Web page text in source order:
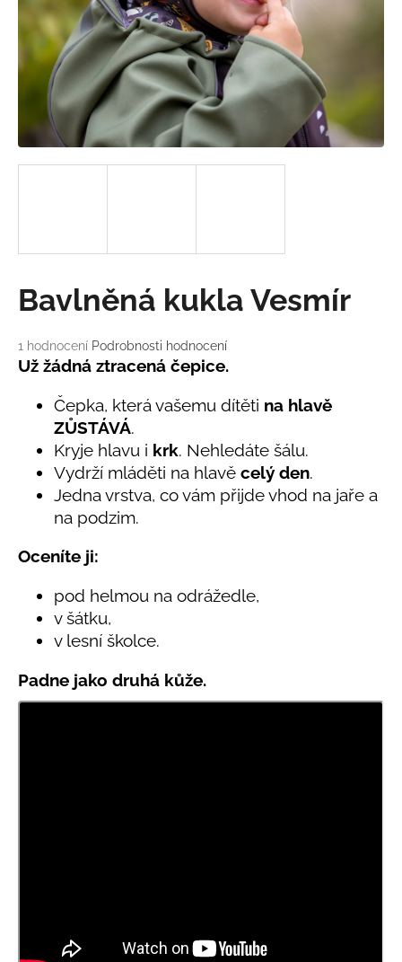
Průměrné
hodnocení
hvězdiček.
1 hodnocení Podrobnosti hodnocení
Bavlněná kukla Vesmír
Už žádná ztracená čepice.
Čepka, která vašemu dítěti na hlavě
ZŮSTÁVÁ.
Kryje hlavu i krk. Nehledáte šálu.
Vydrží mláděti na hlavě celý den.
Jedna vrstva, co vám přijde vhod na jaře a
na podzim.
Oceníte ji:
pod helmou na odrážedle,
v šátku,
v lesní školce.
Padne jako druhá kůže.
a
j
í
t
D
o
o
r
LETNÍ
SVĚTLE
MODRÁ
Kč